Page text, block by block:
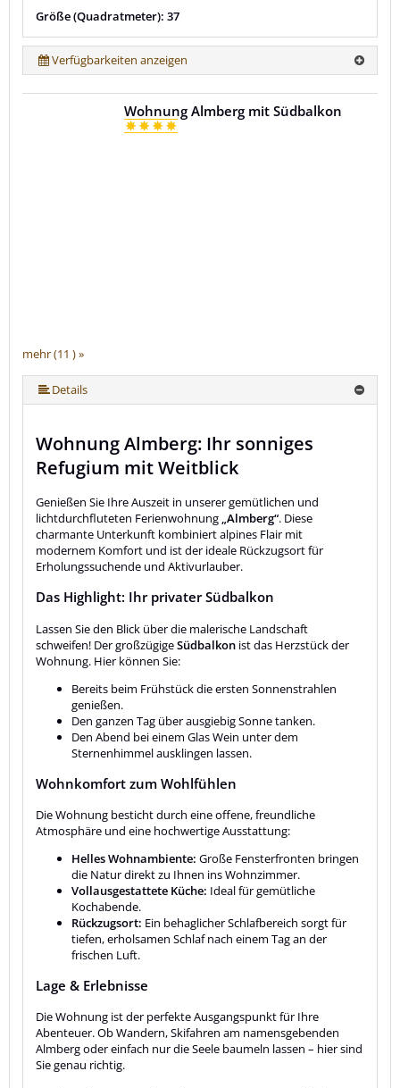
Größe (Quadratmeter): 37
Verfügbarkeiten anzeigen
mehr (11 ) »
mehr (11 ) »
mehr (11 ) »
mehr (11 ) »
mehr (11 ) »
mehr (11 ) »
mehr (11 ) »
mehr (11 ) »
Wohnung Almberg mit Südbalkon
Details
Wohnung Almberg: Ihr sonniges
Refugium mit Weitblick
Genießen Sie Ihre Auszeit in unserer gemütlichen und
lichtdurchfluteten Ferienwohnung „Almberg“. Diese
charmante Unterkunft kombiniert alpines Flair mit
modernem Komfort und ist der ideale Rückzugsort für
Erholungssuchende und Aktivurlauber.
Das Highlight: Ihr privater Südbalkon
Lassen Sie den Blick über die malerische Landschaft
schweifen! Der großzügigeSüdbalkon ist das Herzstück der
Wohnung. Hier können Sie:
Bereits beim Frühstück die ersten Sonnenstrahlen
genießen.
Den ganzen Tag über ausgiebig Sonne tanken.
Den Abend bei einem Glas Wein unter dem
Sternenhimmel ausklingen lassen.
Wohnkomfort zum Wohlfühlen
Die Wohnung besticht durch eine offene, freundliche
Atmosphäre und eine hochwertige Ausstattung:
Helles Wohnambiente: Große Fensterfronten bringen
die Natur direkt zu Ihnen ins Wohnzimmer.
Vollausgestattete Küche: Ideal für gemütliche
Kochabende.
Rückzugsort: Ein behaglicher Schlafbereich sorgt für
tiefen, erholsamen Schlaf nach einem Tag an der
frischen Luft.
Lage & Erlebnisse
Die Wohnung ist der perfekte Ausgangspunkt für Ihre
Abenteuer. Ob Wandern, Skifahren am namensgebenden
Almberg oder einfach nur die Seele baumeln lassen – hier sind
Sie genau richtig.